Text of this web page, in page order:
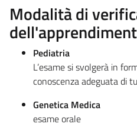
Modalità di
Pediatria
L’esame si svolgerà in
conoscenza adeguata di
Genetica Medica
esame orale